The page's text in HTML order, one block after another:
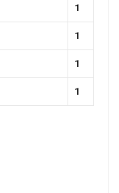
1
1
1
1